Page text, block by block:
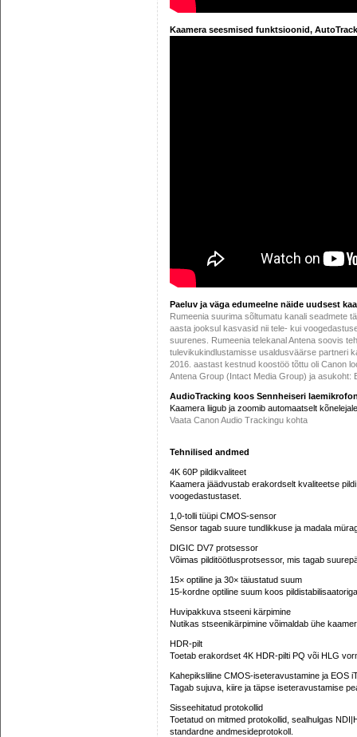
Kaamera seesmised funktsioonid,
Paeluv ja väga edumeelne näide uudsest
Rumeenia suurima sõltumatu kanali seadmete
aasta jooksul kasvasid nii tele- kui
suurenes. Rumeenia telekanal Antena soovis
tulevikukindlustamisse usaldusväärse partneri
2016. aastast kestnud koostöö tõttu oli Canon
Antena Group (Intact Media Group) ja asukoht:
AudioTracking koos Sennheiseri
Kaamera liigub ja zoomib automaatselt
Vaata Canon Audio Trackingu kohta
Tehnilised andmed
4K 60P pildikvaliteet
Kaamera jäädvustab erakordselt kvaliteetse
voogedastustaset.
1,0-tolli tüüpi CMOS-sensor
Sensor tagab suure tundlikkuse ja madala
DIGIC DV7 protsessor
Võimas pilditöötlusprotsessor, mis tagab
15× optiline ja 30× täiustatud suum
15-kordne optiline suum koos
Huvipakkuva stseeni kärpimine
Nutikas stseenikärpimine võimaldab ühe
HDR-pilt
Toetab erakordset 4K HDR-pilti PQ või HLG
Kahepiksliline CMOS-iseteravustamine ja EOS
Tagab sujuva, kiire ja täpse iseteravustamise
Sisseehitatud protokollid
Toetatud on mitmed protokollid, sealhulgas
standardne andmesideprotokoll.